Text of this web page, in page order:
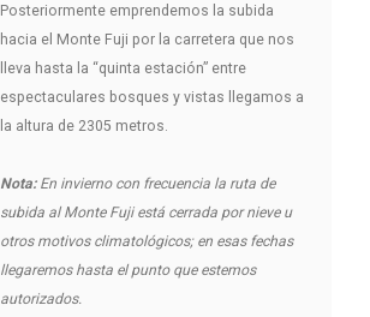
Posteriormente emprendemos la subida
hacia el Monte Fuji por la carretera que nos
lleva hasta la “quinta estación” entre
espectaculares bosques y vistas llegamos a
la altura de 2305 metros.
Nota: En invierno con frecuencia la ruta de
subida al Monte Fuji está cerrada por nieve u
otros motivos climatológicos; en esas fechas
llegaremos hasta el punto que estemos
autorizados.